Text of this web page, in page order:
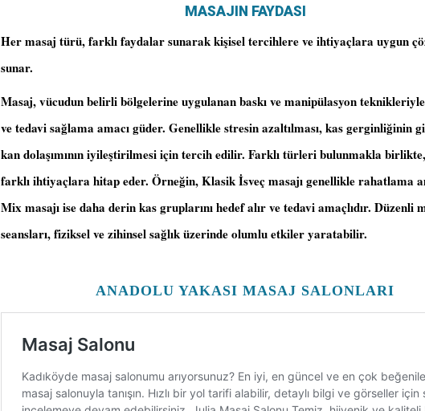
MASAJIN FAYDASI
Her masaj türü, farklı faydalar sunarak kişisel tercihlere ve ihtiyaçlara uygun
sunar.
Masaj, vücudun belirli bölgelerine uygulanan baskı ve manipülasyon
ve tedavi sağlama amacı güder. Genellikle stresin azaltılması, kas gerginliğinin
kan dolaşımının iyileştirilmesi için tercih edilir. Farklı türleri bulunmakla
farklı ihtiyaçlara hitap eder. Örneğin, Klasik İsveç masajı genellikle rahatlama
Mix masajı ise daha derin kas gruplarını hedef alır ve tedavi amaçlıdır. Düzenli
seansları, fiziksel ve zihinsel sağlık üzerinde olumlu etkiler yaratabilir.
ANADOLU YAKASI MASAJ SALONLARI